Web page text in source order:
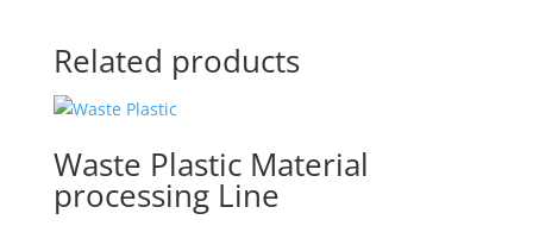
Related products
Waste Plastic Material
processing Line